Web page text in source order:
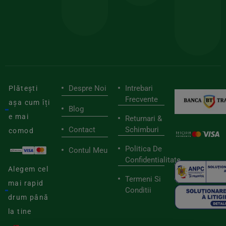
Plătești
așa cum îți
e mai
comod
Alegem cel
mai rapid
drum până
la tine
Despre Noi
Blog
Contact
Contul Meu
Intrebari
Frecvente
Returnari &
Schimburi
Politica De
Confidentialitate
Termeni Si
Conditii